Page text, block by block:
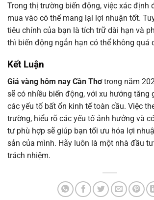
Trong thị trường biến động, việc xác định
mua vào có thể mang lại lợi nhuận tốt.
tiêu chính của bạn là tích trữ dài hạn và
thì biến động ngắn hạn có thể không quá
Kết Luận
Giá vàng hôm nay Cần Thơtrong năm
sẽ có nhiều biến động, với xu hướng tăng
các yếu tố bất ổn kinh tế toàn cầu. Việc
trường, hiểu rõ các yếu tố ảnh hưởng và
tư phù hợp sẽ giúp bạn tối ưu hóa lợi
sản của mình. Hãy luôn là một nhà đầu
trách nhiệm.